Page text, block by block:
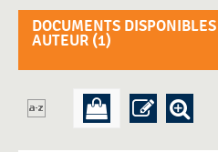
DOCUMENTS
AUTEUR (1)